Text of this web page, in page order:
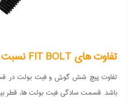
تفاوت های FIT BOLT نسبت به دیگر پیچ ها
تفاوت پیچ شش گوش و فیت بولت در
باشد. قسمت سادگی فیت بولت ها، قطر